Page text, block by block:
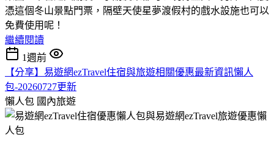
憑這個冬山景點門票，隔壁天使星夢渡假村的戲水設施也可以
免費使用呢！
繼續閱讀
1週前
【分享】易遊網ezTravel住宿與旅遊相關優惠最新資訊懶人
包-20260727更新
懶人包 國內旅遊